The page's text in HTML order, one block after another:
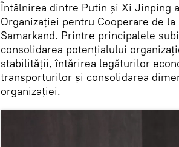
Întâlnirea dintre Putin și Xi Jinping
Organizației pentru Cooperare de
Samarkand. Printre principalele
consolidarea potențialului
stabilității, întărirea legăturilor
transporturilor și consolidarea
organizației.